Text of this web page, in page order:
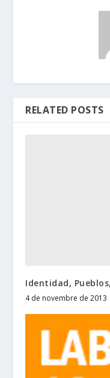
RELATED POSTS
Identidad,
4 de novembre de 2013